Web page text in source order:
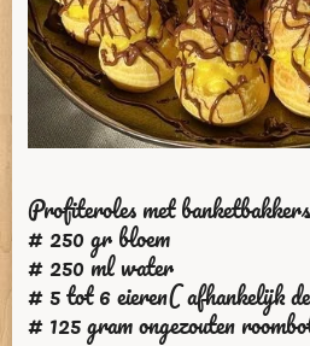
Profiteroles met
# 250 gr bloem
# 250 ml water
# 5 tot 6 eieren( afhankelijk
# 125 gram ongezouten